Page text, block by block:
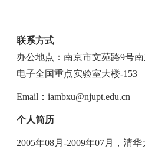
联系方式
办公地点：南京市文苑路9号
电子全国重点实验室大楼-153
Email ： iambxu@njupt.edu.cn
个人简历
2005年08月 -2009年07月，清华